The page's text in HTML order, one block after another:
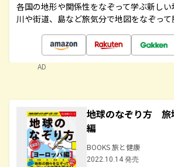
各国の地形や関係性をなぞって学ぶ新しい
川や街道、島など旅気分で地図をなぞって
AD
地球のなぞり方
編
BOOKS 旅と健康
2022.10.14 発売